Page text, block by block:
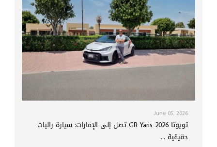
June 05, 2026
تويوتا GR Yaris 2026 تصل إلى الإمارات: سيارة راليات
حقيقية ...